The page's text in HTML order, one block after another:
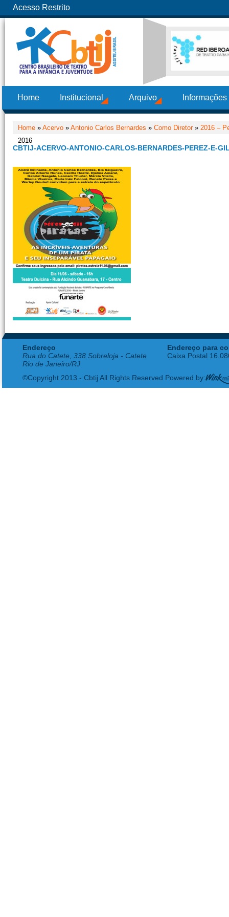
Acesso Restrito
Home Institucional Arquivo
Home » Acervo » Antonio Carlos Bernardes » Como Diretor» 2016 –
2016
CBTIJ-ACERVO-ANTONIO-CARLOS-BERNARDES-PEREZ-E-
Endereço
Rua do Catete, 338 Sobreloja - Catete
Rio de Janeiro/RJ
Endereço para
Caixa Postal
©Copyright 2013 - Cbtij All Rights Reserved Powered by: